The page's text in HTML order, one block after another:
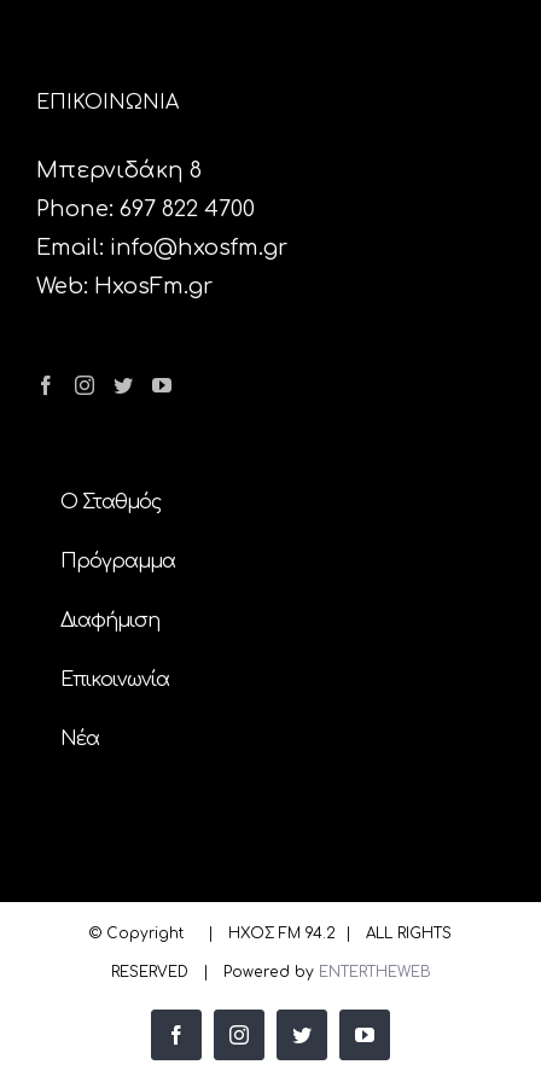
ΕΠΙΚΟΙΝΩΝΙΑ
Μπερνιδάκη 8
Phone: 697 822 4700
Email: info@hxosfm.gr
Web: HxosFm.gr
Ο Σταθμός
Πρόγραμμα
Διαφήμιση
Επικοινωνία
Nέα
© Copyright | ΗΧΟΣ FM 94.2 | ALL RIGHTS
RESERVED | Powered by ENTERTHEWEB
facebookinstagramtwitter youtube